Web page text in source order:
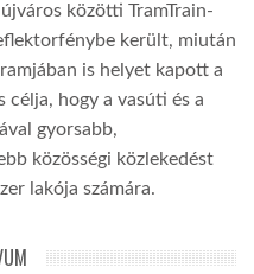
közötti TramTrain-
került, miután
is helyet kapott a
célja, hogy a vasúti és a
gyorsabb,
közösségi közlekedést
lakója számára.